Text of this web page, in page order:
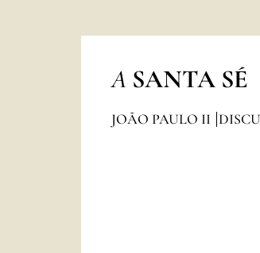
A SANTA SÉ
JOÃO PAULO II